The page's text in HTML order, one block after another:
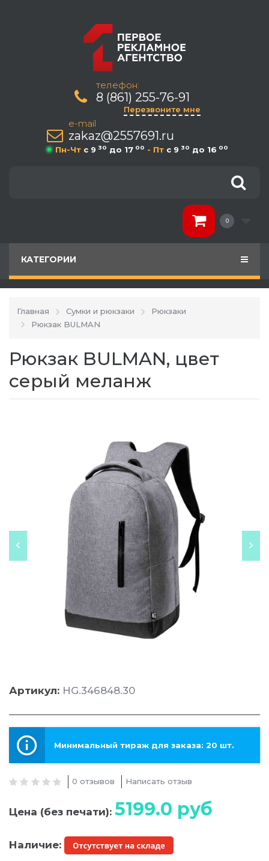
телефон:
8 (861) 255-76-91
Перезвоните мне
e-mail
zakaz@2557691.ru
Пн-Чт c 9 30 до 17 00 - Пт c 9 30 до 16 00
0
КАТЕГОРИИ
Главная Сумки и рюкзаки
Рюкзаки
Рюкзак BULMAN
Рюкзак BULMAN, цвет
серый меланж
Артикул: HG.346848.30
Минимальный тираж для заказа: 20 шт.
0 отзывов Написать отзыв
Цена (без печати): 5199.0 руб
Наличие: